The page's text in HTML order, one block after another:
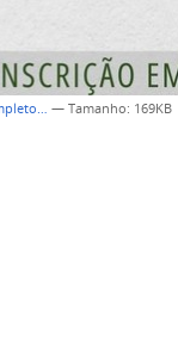
—Tamanho: 169KB